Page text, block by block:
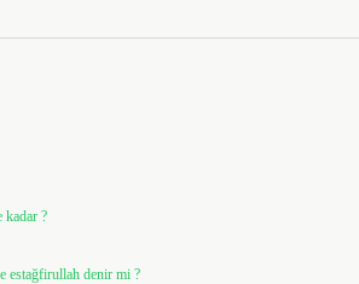
kadar ?
estağfirullah denir mi ?